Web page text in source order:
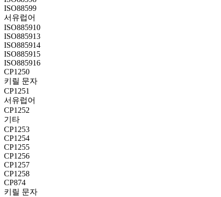
ISO88599
서유럽어
ISO885910
ISO885913
ISO885914
ISO885915
ISO885916
CP1250
키릴 문자
CP1251
서유럽어
CP1252
기타
CP1253
CP1254
CP1255
CP1256
CP1257
CP1258
CP874
키릴 문자